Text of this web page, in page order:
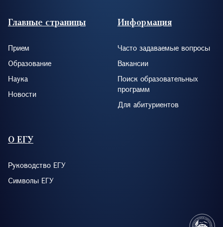
Footer (RUS)
Главные страницы
Прием
Образование
Наука
Новости
Информация
Часто задаваемые вопросы
Вакансии
Поиск образовательных
программ
Для абитуриентов
О ЕГУ
Руководство ЕГУ
Символы ЕГУ